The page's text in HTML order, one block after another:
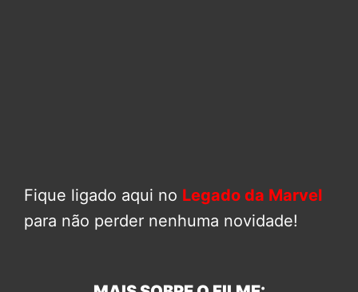
Fique ligado aqui no Legado da Marvel
para não perder nenhuma novidade!